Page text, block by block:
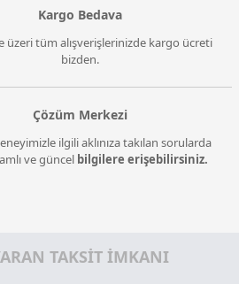
Kargo Bedava
üzeri tüm alışverişlerinizde kargo ücreti
bizden.
Çözüm Merkezi
ilgili aklınıza takılan sorularda
ve güncel bilgilere erişebilirsiniz.
TAKSİT İMKANI